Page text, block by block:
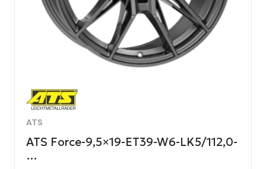
ATS
ATS Force-9,5×19-ET39-W6-LK5/112,0-
…